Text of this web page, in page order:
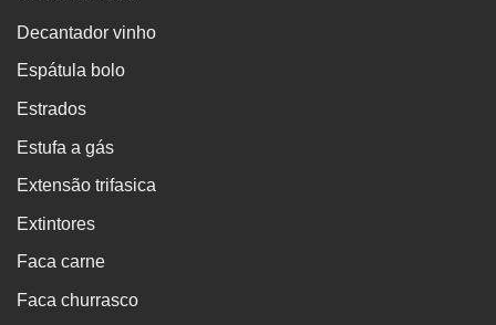
Decantador vinho
Espátula bolo
Estrados
Estufa a gás
Extensão trifasica
Extintores
Faca carne
Faca churrasco